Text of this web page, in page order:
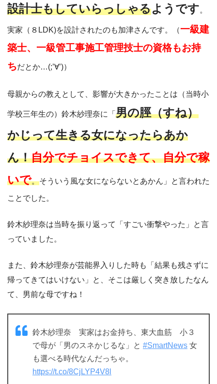
設計士もしていらっしゃるようです。
実家（８LDK)を設計されたのも加津さんです。（一級建
築士、一級管工事施工管理技士の資格もお持
ちだとか…(;’∀’)）
母親からの教えとして、影響が大きかったことは（当時小
学校三年生の）鈴木紗理奈に「 男の脛（すね）
かじって生きる女になったらあか
ん！自分でチョイスできて、自分で稼
いで。そういう風な女にならないとあかん」と言われた
ことでした。
鈴木紗理奈は当時を振り返って「すごい衝撃やった」と言
っていました。
また、鈴木紗理奈が芸能界入りした時も「結果も残さずに
帰ってきてはいけない」と、そこは厳しく突き放したなん
て、男前な母ですね！
鈴木紗理奈 実家はお金持ち、東大血筋 小３
で母が「男のスネかじるな」と #SmartNews 女
も選べる時代なんだっちゃ。
https://t.co/8CjLYP4V8l